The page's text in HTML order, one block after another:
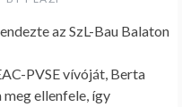
az SzL-Bau Balaton
PVSE vívóját, Berta
ellenfele, így